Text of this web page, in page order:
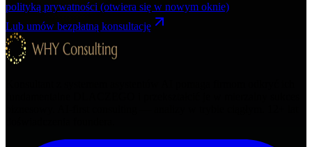
polityką prywatności (otwiera się w nowym oknie)
Lub umów bezpłatną konsultację